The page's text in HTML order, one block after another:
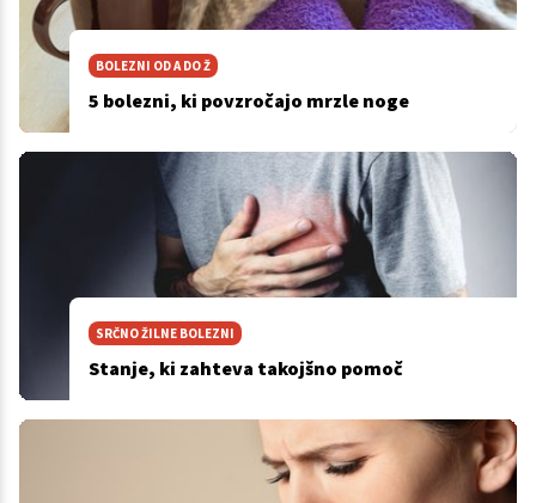
BOLEZNI OD A DO Ž
5 bolezni, ki povzročajo mrzle noge
SRČNO ŽILNE BOLEZNI
Stanje, ki zahteva takojšno pomoč